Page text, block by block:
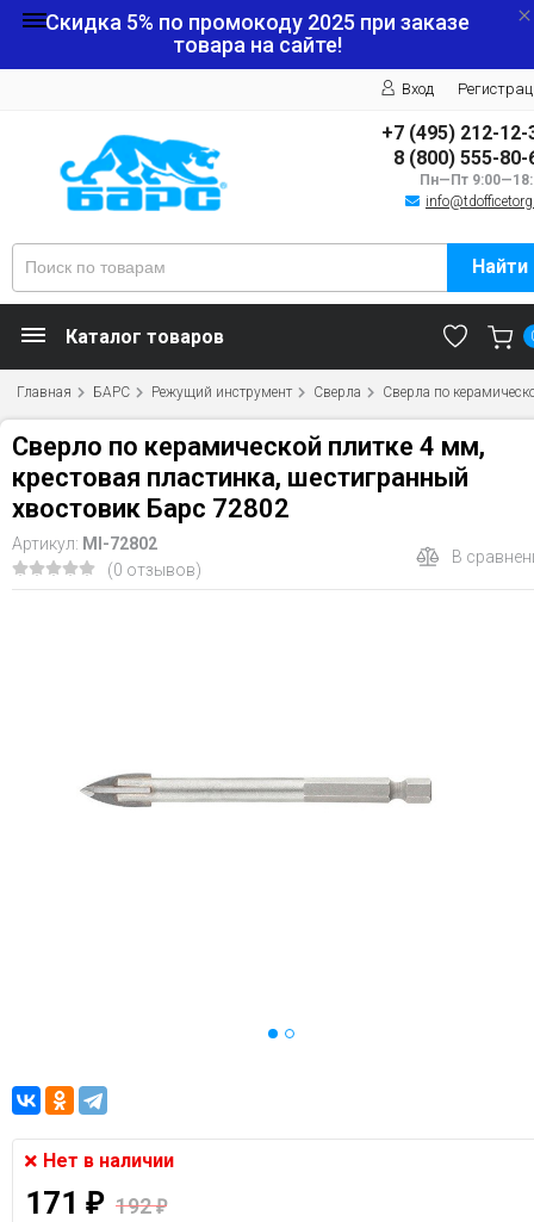
Скидка 5% по промокоду 2025 при заказе
товара на сайте!
Вход
+7 (495) 212-12-
8 (800) 555-80-
Пн—Пт
Найти
Каталог товаров
Главная БАРС Режущий инструмент Сверла Сверла по
Сверло по керамической плитке 4 мм,
крестовая пластинка, шестигранный
хвостовик Барс 72802
Артикул: MI-72802
(0 отзывов)
В
Нет в наличии
171 ₽ 192₽